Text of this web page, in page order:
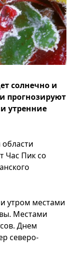
солнечно и
прогнозируют
утренние
Час Пик со
утром местами
Местами
Днем
северо-